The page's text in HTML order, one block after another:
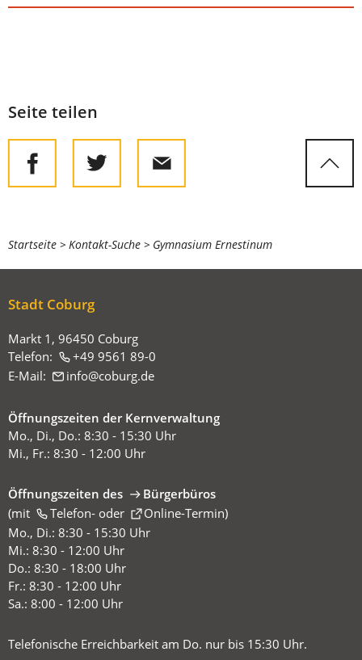
Seite teilen
Sie
befinden
sich
Startseite Kontakt-Suche Gymnasium Ernestinum
Stadt Coburg
Markt 1, 96450 Coburg
Telefon:
+49 9561 89-0
E-Mail:
info coburg de
Öffnungszeiten der Kernverwaltung
Mo., Di., Do.: 8:30 - 15:30 Uhr
Mi., Fr.: 8:30 - 12:00 Uhr
Öffnungszeiten des
Bürgerbüros
(mit
Telefon-oder Online-Termin
(Öffnet
in
einem
neuen
Tab)
)
Mo., Di.: 8:30 - 15:30 Uhr
Mi.: 8:30 - 12:00 Uhr
Do.: 8:30 - 18:00 Uhr
Fr.: 8:30 - 12:00 Uhr
Sa.: 8:00 - 12:00 Uhr
Telefonische Erreichbarkeit am Do. nur bis 15:30 Uhr.